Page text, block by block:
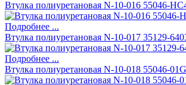
Втулка полиуретановая N-10-016 55046-
Подробнее ...
Втулка полиуретановая N-10-017 35129-
Подробнее ...
Втулка полиуретановая N-10-018 55046-